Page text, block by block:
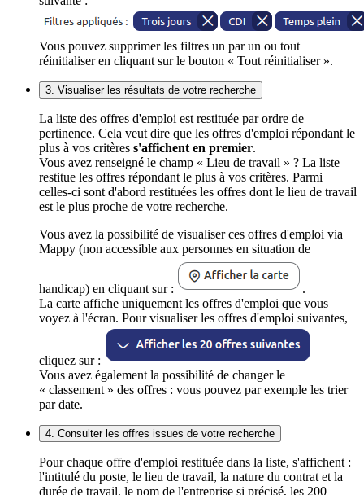
Vous pouvez supprimer les filtres un par un ou tout
réinitialiser en cliquant sur le bouton « Tout réinitialiser ».
3. Visualiser les résultats de votre recherche
La liste des offres d'emploi est restituée par ordre de
pertinence. Cela veut dire que les offres d'emploi répondant le
plus à vos critères s'affichent en premier.
Vous avez renseigné le champ « Lieu de travail » ? La liste
restitue les offres répondant le plus à vos critères. Parmi
celles-ci sont d'abord restituées les offres dont le lieu de travail
est le plus proche de votre recherche.
Vous avez la possibilité de visualiser ces offres d'emploi via
Mappy (non accessible aux personnes en situation de
handicap) en cliquant sur :
.
La carte affiche uniquement les offres d'emploi que vous
voyez à l'écran. Pour visualiser les offres d'emploi suivantes,
cliquez sur :
Vous avez également la possibilité de changer le
« classement » des offres : vous pouvez par exemple les trier
par date.
4. Consulter les offres issues de votre recherche
Pour chaque offre d'emploi restituée dans la liste, s'affichent :
l'intitulé du poste, le lieu de travail, la nature du contrat et la
durée de travail, le nom de l'entreprise si précisé, les 200